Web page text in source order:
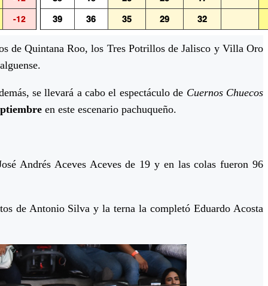
de Quintana Roo, los Tres Potrillos de Jalisco y Villa Oro
se llevará a cabo el espectáculo de Cuernos Chuecos
en este escenario pachuqueño.
Andrés Aceves Aceves de 19 y en las colas fueron 96
de Antonio Silva y la terna la completó Eduardo Acosta